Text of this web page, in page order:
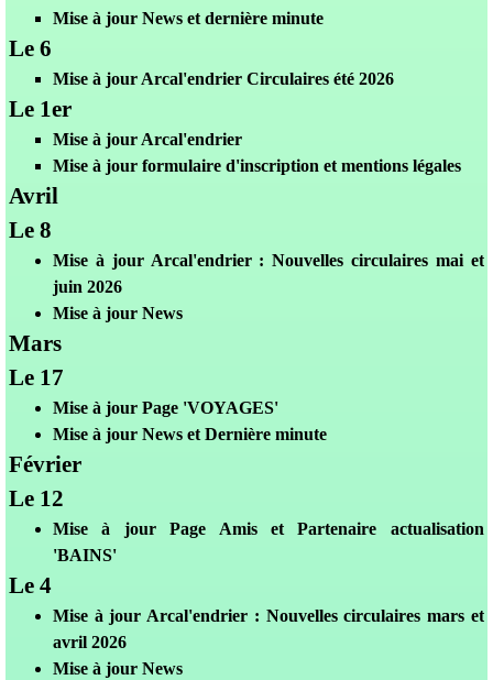
Mise à jour News et dernière minute
Le 6
Mise à jour Arcal'endrier Circulaires été 2026
Le 1er
Mise à jour Arcal'endrier
Mise à jour formulaire d'inscription et mentions légales
Avril
Le 8
Mise à jour Arcal'endrier : Nouvelles circulaires mai et
juin 2026
Mise à jour News
Mars
Le 17
Mise à jour Page 'VOYAGES'
Mise à jour News et Dernière minute
Février
Le 12
Mise à jour Page Amis et Partenaire actualisation
'BAINS'
Le 4
Mise à jour Arcal'endrier : Nouvelles circulaires mars et
avril 2026
Mise à jour News